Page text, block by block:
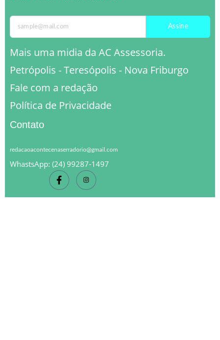
Assine
Mais uma midia da AC Assessoria.
Petrópolis - Teresópolis - Nova Friburgo
Fale com a redação
Política de Privacidade
Contato
redacaoacontecenaserradorio@gmail.com
WhastsApp: (24) 99287-1497